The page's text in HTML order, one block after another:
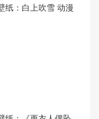
纸：白上吹雪 动漫